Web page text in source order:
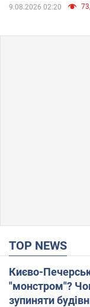
9.08.2026 02:20
TOP NEWS
Києво-
"монстром"?
зупиняти